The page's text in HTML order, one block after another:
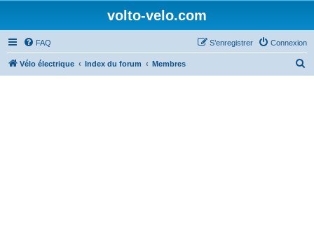
volto-velo.com
FAQ Connexion
S’enregistrer
Vélo électrique Index du forum Membres